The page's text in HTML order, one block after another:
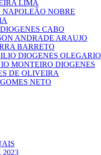
LIMA
NOBRE
CABO
ANDRADE ARAUJO
BARRETO
DIOGENES OLEGARIO
MONTEIRO DIOGENES
DE OLIVEIRA
NETO
2023